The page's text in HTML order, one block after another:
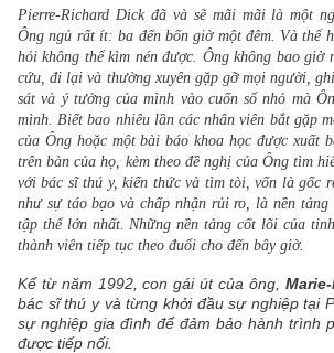
Pierre-Richard Dick đã và sẽ mãi mãi là một
Ông ngủ rất ít: ba đến bốn giờ một đêm. Và thể
hỏi không thể kìm nén được. Ông không bao giờ
cứu, đi lại và thường xuyên gặp gỡ mọi người,
sát và ý tưởng của mình vào cuốn sổ nhỏ mà
mình. Biết bao nhiêu lần các nhân viên bắt gặp
của Ông hoặc một bài báo khoa học được xuất
trên bàn của họ, kèm theo đề nghị của Ông tìm
với bác sĩ thú y, kiến thức và tìm tòi, vốn là gốc
như sự táo bạo và chấp nhận rủi ro, là nền tảng
tập thể lớn nhất. Những nền tảng cốt lõi của
thành viên tiếp tục theo đuổi cho đến bây giờ.
Kể từ năm 1992, con gái út của ông,
bác sĩ thú y và từng khởi đầu sự nghiệp tại
sự nghiệp gia đình để đảm bảo hành trình
được tiếp nối.